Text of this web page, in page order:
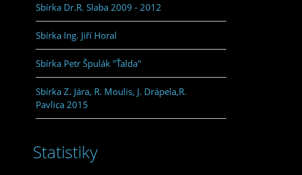
Sbírka Dr.R. Slaba 2009 - 2012
Sbírka Ing. Jiří Horal
Sbírka Petr Špulák "Ťalda"
Sbírka Z. Jára, R. Moulis, J. Drápela,R.
Pavlica 2015
Statistiky